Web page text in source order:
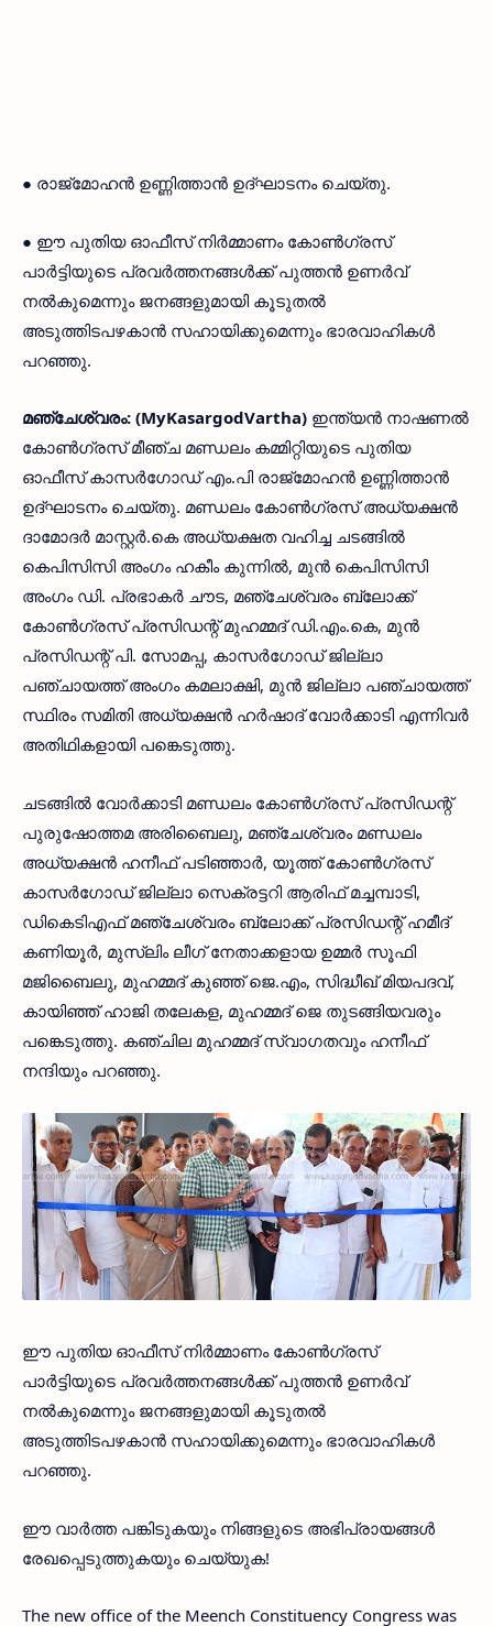
● രാജ്മോഹൻ ഉണ്ണിത്താൻ ഉദ്ഘാടനം ചെയ്തു.
● ഈ പുതിയ ഓഫീസ് നിർമ്മാണം കോൺഗ്രസ്
പാർട്ടിയുടെ പ്രവർത്തനങ്ങൾക്ക് പുത്തൻ ഉണർവ്
നൽകുമെന്നും ജനങ്ങളുമായി കൂടുതൽ
അടുത്തിടപഴകാൻ സഹായിക്കുമെന്നും ഭാരവാഹികൾ
പറഞ്ഞു.
മഞ്ചേശ്വരം: (MyKasargodVartha) ഇന്ത്യൻ നാഷണൽ
കോൺഗ്രസ് മീഞ്ച മണ്ഡലം കമ്മിറ്റിയുടെ പുതിയ
ഓഫീസ് കാസർഗോഡ് എം.പി രാജ്മോഹൻ ഉണ്ണിത്താൻ
ഉദ്ഘാടനം ചെയ്തു. മണ്ഡലം കോൺഗ്രസ് അധ്യക്ഷൻ
ദാമോദർ മാസ്റ്റർ.കെ അധ്യക്ഷത വഹിച്ച ചടങ്ങിൽ
കെപിസിസി അംഗം ഹകീം കുന്നിൽ, മുൻ കെപിസിസി
അംഗം ഡി. പ്രഭാകർ ചൗട, മഞ്ചേശ്വരം ബ്ലോക്ക്
കോൺഗ്രസ് പ്രസിഡന്റ് മുഹമ്മദ് ഡി.എം.കെ, മുൻ
പ്രസിഡന്റ് പി. സോമപ്പ, കാസർഗോഡ് ജില്ലാ
പഞ്ചായത്ത് അംഗം കമലാക്ഷി, മുൻ ജില്ലാ പഞ്ചായത്ത്
സ്ഥിരം സമിതി അധ്യക്ഷൻ ഹർഷാദ് വോർക്കാടി എന്നിവർ
അതിഥികളായി പങ്കെടുത്തു.
ചടങ്ങിൽ വോർക്കാടി മണ്ഡലം കോൺഗ്രസ് പ്രസിഡന്റ്
പുരുഷോത്തമ അരിബൈലു, മഞ്ചേശ്വരം മണ്ഡലം
അധ്യക്ഷൻ ഹനീഫ് പടിഞ്ഞാർ, യൂത്ത് കോൺഗ്രസ്
കാസർഗോഡ് ജില്ലാ സെക്രട്ടറി ആരിഫ് മച്ചമ്പാടി,
ഡികെടിഎഫ് മഞ്ചേശ്വരം ബ്ലോക്ക് പ്രസിഡന്റ് ഹമീദ്
കണിയൂർ, മുസ്ലിം ലീഗ് നേതാക്കളായ ഉമ്മർ സൂഫി
മജിബൈലു, മുഹമ്മദ് കുഞ്ഞ് ജെ.എം, സിദ്ധീഖ് മിയപദവ്,
കായിഞ്ഞ് ഹാജി തലേകള, മുഹമ്മദ് ജെ തുടങ്ങിയവരും
പങ്കെടുത്തു. കഞ്ചില മുഹമ്മദ് സ്വാഗതവും ഹനീഫ്
നന്ദിയും പറഞ്ഞു.
ഈ പുതിയ ഓഫീസ് നിർമ്മാണം കോൺഗ്രസ്
പാർട്ടിയുടെ പ്രവർത്തനങ്ങൾക്ക് പുത്തൻ ഉണർവ്
നൽകുമെന്നും ജനങ്ങളുമായി കൂടുതൽ
അടുത്തിടപഴകാൻ സഹായിക്കുമെന്നും ഭാരവാഹികൾ
പറഞ്ഞു.
ഈ വാർത്ത പങ്കിടുകയും നിങ്ങളുടെ അഭിപ്രായങ്ങൾ
രേഖപ്പെടുത്തുകയും ചെയ്യുക!
The new office of the Meench Constituency Congress was